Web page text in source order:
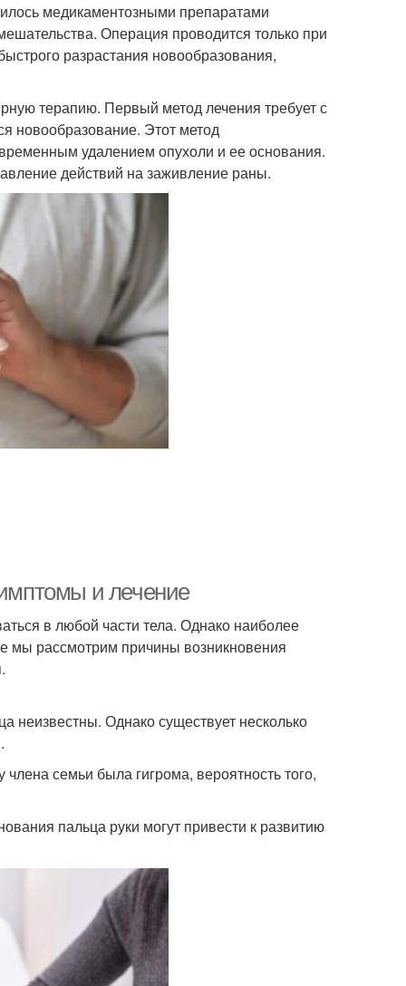
медикаментозными препаратами
Операция проводится только при
разрастания новообразования,
терапию. Первый метод лечения требует с
новообразование. Этот метод
удалением опухоли и ее основания.
действий на заживление раны.
и лечение
в любой части тела. Однако наиболее
мы рассмотрим причины возникновения
неизвестны. Однако существует несколько
семьи была гигрома, вероятность того,
пальца руки могут привести к развитию